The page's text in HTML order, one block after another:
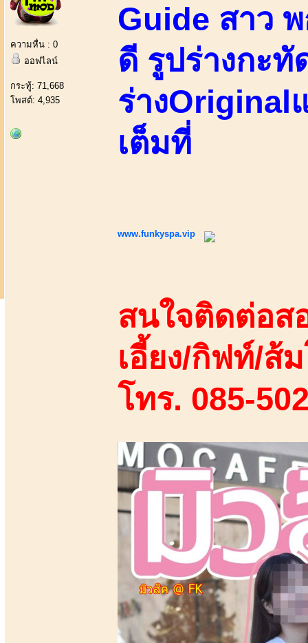
ความหื่น : 0
ออฟไลน์
กระทู้: 71,668
โพสต์: 4,935
Guide สาว
ดี รูปร่างกะทั
ร่าง
เต็มที่
www.funkyspa.vip
สนใจติดต่อส
เอี้ยง/กิฟท์/ส้
โทร. 085-